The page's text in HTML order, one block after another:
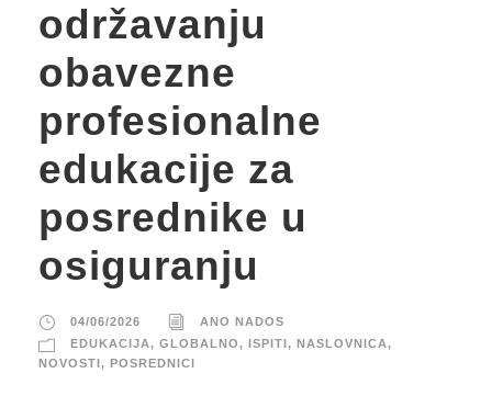
održavanju
obavezne
profesionalne
edukacije za
posrednike u
osiguranju
04/06/2026
ANO NADOS
EDUKACIJA, GLOBALNO, ISPITI, NASLOVNICA,
NOVOSTI, POSREDNICI